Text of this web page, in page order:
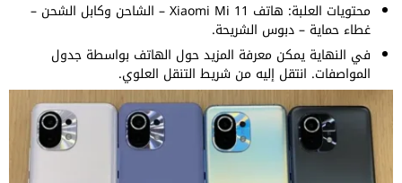
محتويات العلبة: هاتف Xiaomi Mi 11 – الشاحن وكابل الشحن –
غطاء حماية – دبوس الشريحة.
في النهاية يمكن معرفة المزيد حول الهاتف بواسطة جدول
المواصفات. انتقل إليه من شريط التنقل العلوي.